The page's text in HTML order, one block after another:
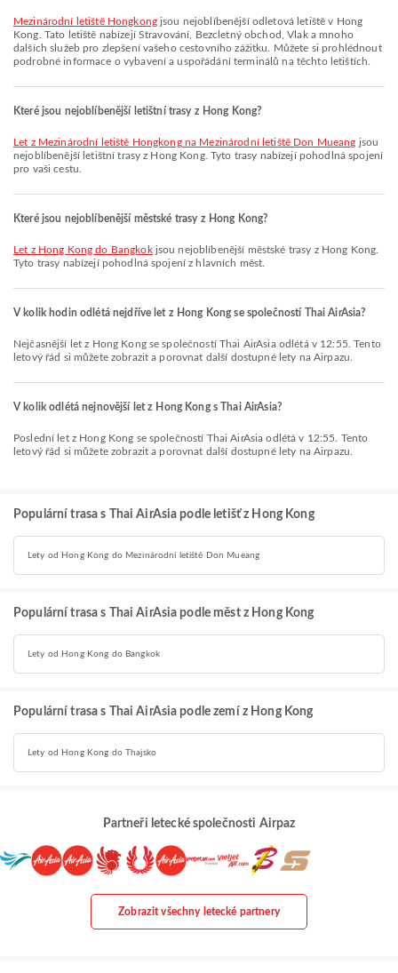
Mezinárodní letiště Hongkongjsou nejoblíbenější odletová letiště v Hong
Kong. Tato letiště nabízejí Stravování, Bezcletný obchod, Vlak a mnoho
dalších služeb pro zlepšení vašeho cestovního zážitku. Můžete si prohlédnout
podrobné informace o vybavení a uspořádání terminálů na těchto letištích.
Které jsou nejoblíbenější letištní trasy z Hong Kong?
let z Mezinárodní letiště Hongkong na Mezinárodní letiště Don Mueang jsou
nejoblíbenější letištní trasy z Hong Kong. Tyto trasy nabízejí pohodlná spojení
pro vaši cestu.
Které jsou nejoblíbenější městské trasy z Hong Kong?
let z Hong Kong do Bangkokjsou nejoblíbenější městské trasy z Hong Kong.
Tyto trasy nabízejí pohodlná spojení z hlavních měst.
V kolik hodin odlétá nejdříve let z Hong Kong se společností Thai AirAsia?
Nejčasnější let z Hong Kong se společností Thai AirAsia odlétá v 12:55. Tento
letový řád si můžete zobrazit a porovnat další dostupné lety na Airpazu.
V kolik odlétá nejnovější let z Hong Kong s Thai AirAsia?
Poslední let z Hong Kong se společností Thai AirAsia odlétá v 12:55. Tento
letový řád si můžete zobrazit a porovnat další dostupné lety na Airpazu.
Populární trasa s Thai AirAsia podle letišť z Hong Kong
Lety od Hong Kong do Mezinárodní letiště Don Mueang
Populární trasa s Thai AirAsia podle měst z Hong Kong
Lety od Hong Kong do Bangkok
Populární trasa s Thai AirAsia podle zemí z Hong Kong
Lety od Hong Kong do Thajsko
Partneři letecké společnosti Airpaz
Zobrazit všechny letecké partnery